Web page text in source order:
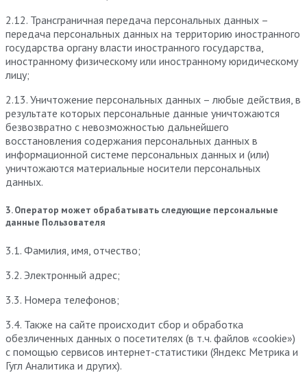
2.12. Трансграничная передача персональных данных –
передача персональных данных на территорию иностранного
государства органу власти иностранного государства,
иностранному физическому или иностранному юридическому
лицу;
2.13. Уничтожение персональных данных – любые действия, в
результате которых персональные данные уничтожаются
безвозвратно с невозможностью дальнейшего
восстановления содержания персональных данных в
информационной системе персональных данных и (или)
уничтожаются материальные носители персональных
данных.
3. Оператор может обрабатывать следующие персональные
данные Пользователя
3.1. Фамилия, имя, отчество;
3.2. Электронный адрес;
3.3. Номера телефонов;
3.4. Также на сайте происходит сбор и обработка
обезличенных данных о посетителях (в т.ч. файлов «cookie»)
с помощью сервисов интернет-статистики (Яндекс Метрика и
Гугл Аналитика и других).